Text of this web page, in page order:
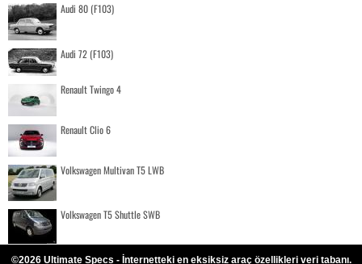
Audi 80 (F103)
Audi 72 (F103)
Renault Twingo 4
Renault Clio 6
Volkswagen Multivan T5 LWB
Volkswagen T5 Shuttle SWB
©2026 Ultimate Specs - İnternetteki en eksiksiz araç özellikleri veri tabanı.